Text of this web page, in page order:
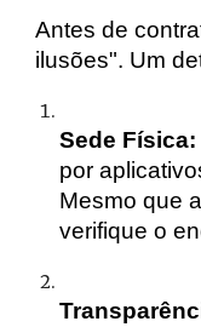
Antes de
ilusões". Um
Sede Física:
por
Mesmo que
verifique o